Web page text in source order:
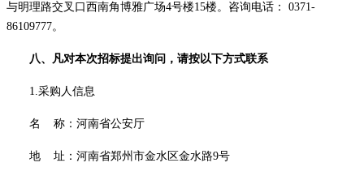
与明理路交叉口西南角博雅广场4号楼15楼。咨询电话： 0371-
86109777。
八、凡对本次招标提出询问，请按以下方式联系
1.采购人信息
名 称： 河南省公安厅
地 址：河南省郑州市金水区金水路9号